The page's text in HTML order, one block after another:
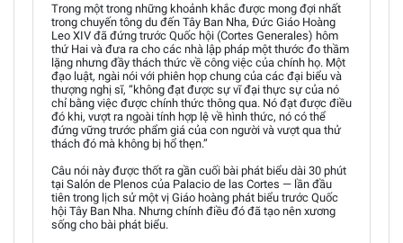
Trong một trong những khoảnh khắc được mong đợi nhất
trong chuyến tông du đến Tây Ban Nha, Đức Giáo Hoàng
Leo XIV đã đứng trước Quốc hội (Cortes Generales) hôm
thứ Hai và đưa ra cho các nhà lập pháp một thước đo thầm
lặng nhưng đầy thách thức về công việc của chính họ. Một
đạo luật, ngài nói với phiên họp chung của các đại biểu và
thượng nghị sĩ, “không đạt được sự vĩ đại thực sự của nó
chỉ bằng việc được chính thức thông qua. Nó đạt được điều
đó khi, vượt ra ngoài tính hợp lệ về hình thức, nó có thể
đứng vững trước phẩm giá của con người và vượt qua thử
thách đó mà không bị hổ thẹn.”
Câu nói này được thốt ra gần cuối bài phát biểu dài 30 phút
tại Salón de Plenos của Palacio de las Cortes — lần đầu
tiên trong lịch sử một vị Giáo hoàng phát biểu trước Quốc
hội Tây Ban Nha. Nhưng chính điều đó đã tạo nên xương
sống cho bài phát biểu.